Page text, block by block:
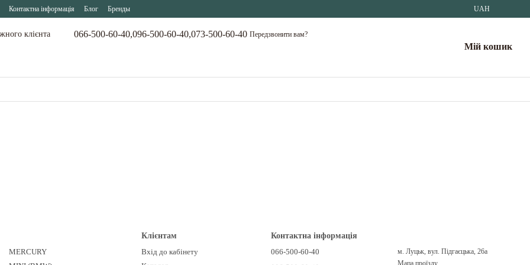
Контактна інформація Блог Бренды UAH
клієнта 066-500-60-40,096-500-60-40,073-500-60-40 Передзвонити вам?
Мій кошик
MERCURY
Клієнтам
Вхід до кабінету
Контактна інформація
066-500-60-40
м. Луцьк, вул. Підгаєцька, 26а